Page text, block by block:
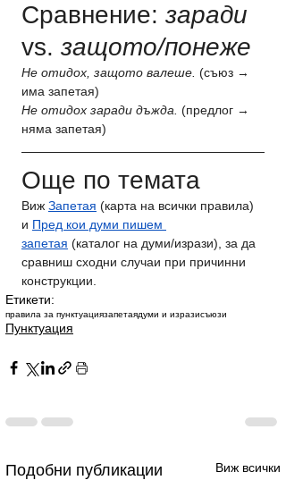
Сравнение: заради
vs. защото/понеже
Не отидох, защото валеше. (съюз →
има запетая)
Не отидох заради дъжда. (предлог →
няма запетая)
Още по темата
Виж Запетая (карта на всички правила)
и Пред кои думи пишем
запетая (каталог на думи/изрази), за да
сравниш сходни случаи при причинни
конструкции.
Етикети:
правила за пунктуациязапетаядуми и изразисъюзи
Пунктуация
Подобни публикации Виж всички